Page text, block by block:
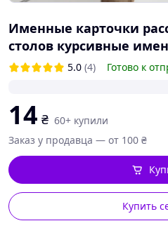
Именные карточки
столов курсивные
5.0 (4) Готово к
14 ₴ 60+ купили
Заказ у продавца — от 100 ₴
Купить